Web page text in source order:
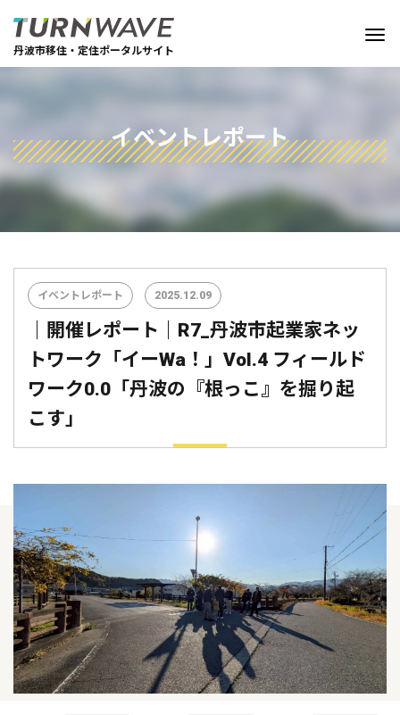
丹波市移住・定住ポータルサイト
イベントレポート
イベントレポート 2025.12.09
｜開催レポート｜R7_丹波市起業家ネッ
トワーク「イーWa！」Vol.4 フィールド
ワーク0.0「丹波の『根っこ』を掘り起
こす」